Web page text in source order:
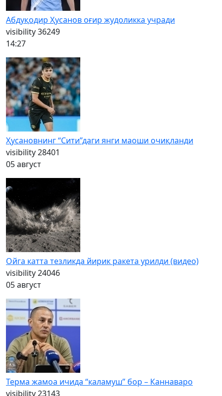
Абдуқодир Ҳусанов оғир жудоликка учради
visibility36249
14:27
Ҳусановнинг “Сити”даги янги маоши очиқланди
visibility28401
05 август
Ойга катта тезликда йирик ракета урилди (видео)
visibility24046
05 август
Терма жамоа ичида “каламуш” бор – Каннаваро
visibility23143